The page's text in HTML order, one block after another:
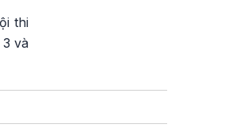
thi
và